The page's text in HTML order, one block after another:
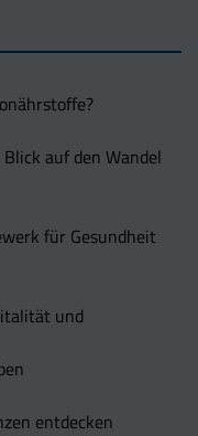
auf den Wandel
für Gesundheit
und
entdecken